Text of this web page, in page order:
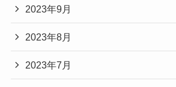
2023年9月
2023年8月
2023年7月